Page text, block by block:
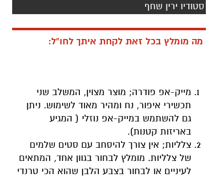
סטודיו ירין שחף
מה מומלץ בכל זאת לקחת איתך לחו”ל:
מייק-אפ פודרה; מוצר מצוין, המשלב שני
תכשירי איפור, נח ומהיר מאוד לשימוש. ניתן
גם להשתמש במייק-אפ נוזלי ( המגיע
באריזות קטנות).
צלליות; אין צורך להיסחב עם סטים שלמים
של צלליות. מומלץ לבחור בגוון אחד, המתאים
לעיניים או לבחור בצבע הלבן שהוא הכי טרנדי